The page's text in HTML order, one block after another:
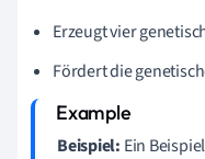
Erzeugt vier
Fördert die
Beispiel: Ein